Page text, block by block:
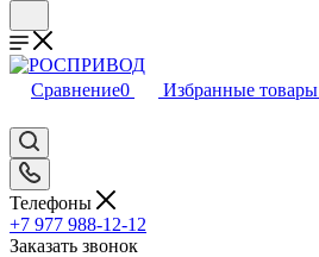
Сравнение0 Избранные товары
Телефоны
+7 977 988-12-12
Заказать звонок